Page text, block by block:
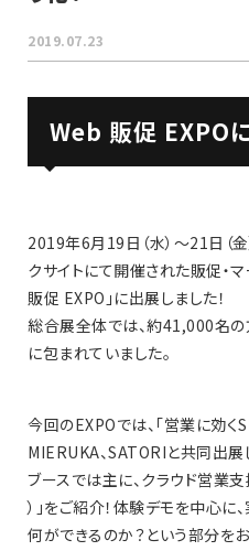
2019.07.23
Web 販促 EXPO
2019年6月19日（水）〜21日（
クサイトにて開催された販促・
販促 EXPO」に出展しました！
総合展全体では、約41,000名
に包まれていました。
今回のEXPOでは、「営業に効
MIERUKA、SATORIと共同出展
ブースでは主に、クラウド営業
）」をご紹介！体験デモを中心
何ができるのか？という部分をお